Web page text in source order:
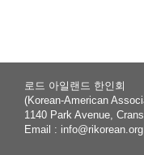
로드 아일랜드 한인회
(Korean-American
1140 Park Avenue,
Email : info@rikorean.org